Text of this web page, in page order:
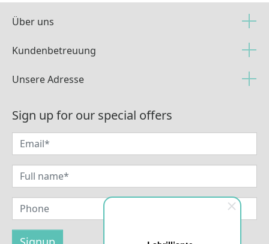
Über uns
Kundenbetreuung
Unsere Adresse
Sign up for our special offers